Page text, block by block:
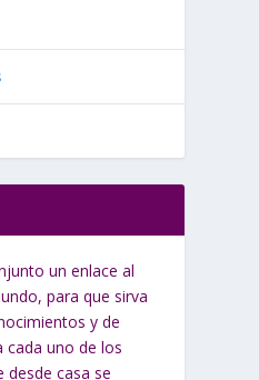
un enlace al
para que sirva
y de
cada uno de los
desde casa se